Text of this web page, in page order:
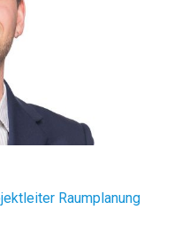
Raumplanung